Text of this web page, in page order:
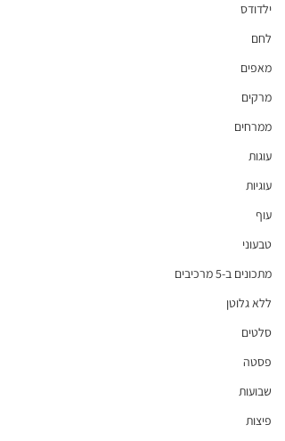
ילדודס
לחם
מאפים
מרקים
ממרחים
עוגות
עוגיות
עוף
טבעוני
מתכונים ב-5 מרכיבים
ללא גלוטן
סלטים
פסטה
שבועות
פיצות